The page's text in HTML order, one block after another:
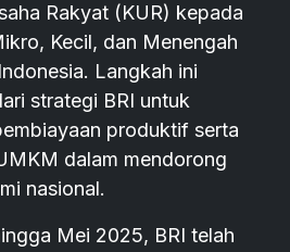
Rakyat (KUR) kepada
Kecil, dan Menengah
Langkah ini
strategi BRI untuk
produktif serta
dalam mendorong
nasional.
Mei 2025, BRI telah